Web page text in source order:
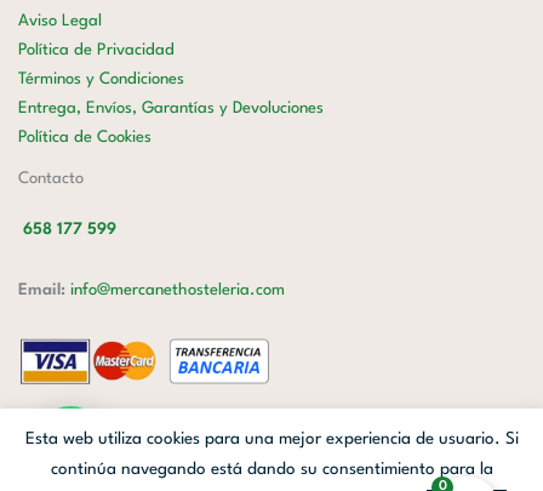
Aviso Legal
Política de Privacidad
Términos y Condiciones
Entrega, Envíos, Garantías y Devoluciones
Política de Cookies
Contacto
658 177 599
Email: info@mercanethosteleria.com
Mercanet © 2026.| Diseñado porAvanzada Digital| Webmaster
Esta web utiliza cookies para una mejor experiencia de usuario. Si
continúa navegando está dando su consentimiento para la
0